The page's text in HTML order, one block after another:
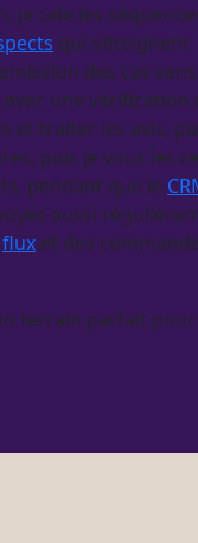
cale les
qui s’éteignent
des cas
une
traiter les avis,
puis je vous
pendant que le
aussi
flux et des
terrain parfait pour